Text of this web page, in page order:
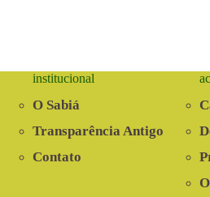
institucional
O Sabiá
Transparência Antigo
Contato